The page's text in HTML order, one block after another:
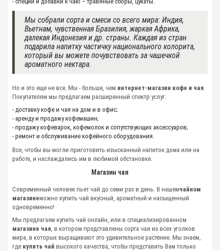
Мы собрали сорта и смеси со всего мира: Индия,
Вьетнам, чувственная Бразилия, жаркая Африка,
далекая Индонезия и др. страны. Каждая из стран
подарила напитку частичку национального колорита,
который вы можете почувствовать за чашечкой
ароматного нектара.
Но и это еще не все. Мы - больше, чем интернет-магазин кофе и чая.
Покупателям мы предлагаем расширенный спектр услуг:
- доставку кофе и чая на дом и в офис;
- аренду и продажу кофемашин;
- продажу кофеварок, кофемолок и сопутствующих аксессуаров;
- ремонт и обслуживание кофейного оборудования.
Все, чтобы вы могли приготовить изысканный напиток дома или на
работе, и наслаждались им в любимой обстановке.
Магазин чая
Современный человек пьет чай до семи раз в день. В нашемчайном
магазинеможно купить чай вкусный, ароматный и насыщенный
одновременно!
Мы предлагаем купить чай онлайн, или в специализированном
магазине чая, в котором представлены сорта чая из всех уголков
мира, в которых выращивают это удивительное растение. Мы знаем,
где купить чай высокого качества, чтобы представить Вам только